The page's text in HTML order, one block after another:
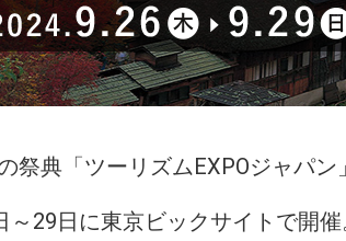
祭典「ツーリズムEXPOジャパン
～29日に東京ビックサイトで開催